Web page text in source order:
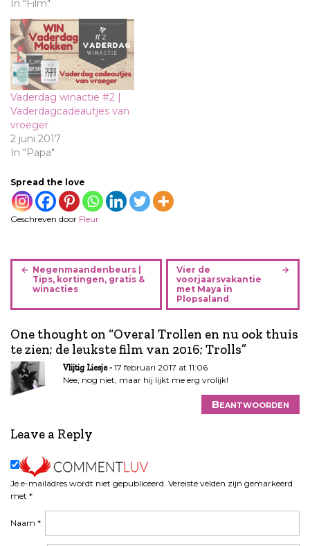
In "Film"
Vaderdag winactie #2 |
Vaderdagcadeautjes van
vroeger
2 juni 2017
In "Papa"
Spread the love
Geschreven door Fleur
B
i
c
h
t
n
a
g
t
i
e
Negenmaandenbeurs |
Tips, kortingen, gratis &
winacties
Vier de
voorjaarsvakantie
met Maya in
Plopsaland
One thought on “Overal Trollen en nu ook thuis
te zien; de leukste film van 2016; Trolls”
Vlijtig Liesje
17 februari 2017 at 11:06
Nee, nog niet, maar hij lijkt me erg vrolijk!
Beantwoorden
Leave a Reply
Je e-mailadres wordt niet gepubliceerd. Vereiste velden zijn gemarkeerd
met *
Naam *